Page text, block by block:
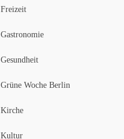
Freizeit
Gastronomie
Gesundheit
Grüne Woche Berlin
Kirche
Kultur